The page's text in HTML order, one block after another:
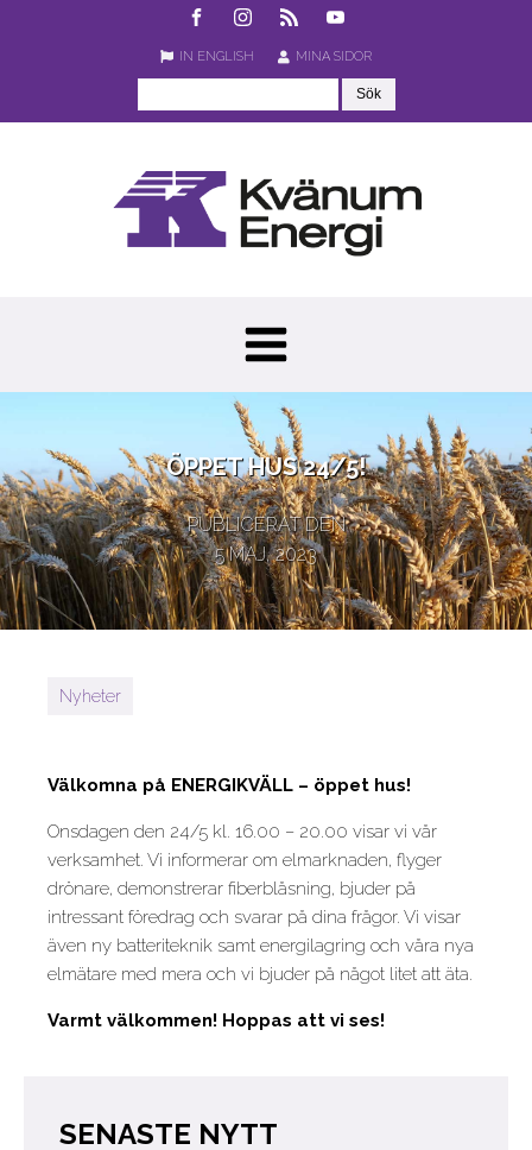
IN ENGLISH MINA SIDOR
ÖPPET HUS 24/5!
PUBLICERAT DEN
5 MAJ, 2023
Nyheter
Välkomna på ENERGIKVÄLL – öppet hus!
Onsdagen den 24/5 kl. 16.00 – 20.00 visar vi vår
verksamhet. Vi informerar om elmarknaden, flyger
drönare, demonstrerar fiberblåsning, bjuder på
intressant föredrag och svarar på dina frågor. Vi visar
även ny batteriteknik samt energilagring och våra nya
elmätare med mera och vi bjuder på något litet att äta.
Varmt välkommen! Hoppas att vi ses!
SENASTE NYTT